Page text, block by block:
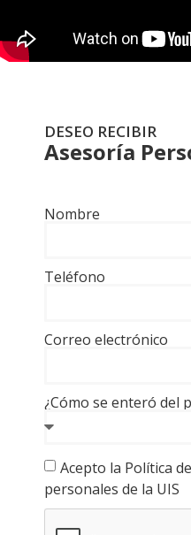
DESEO RECIBIR
Asesoría
Nombre
Teléfono
Correo electrónico
¿Cómo se enteró del
Acepto la Política
personales de la UIS